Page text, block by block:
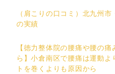
（肩こりの口コミ）北九州
の実績
【徳力整体院の腰痛や腰の
ら】小倉南区で腰痛は運動
トを巻くよりも原因から